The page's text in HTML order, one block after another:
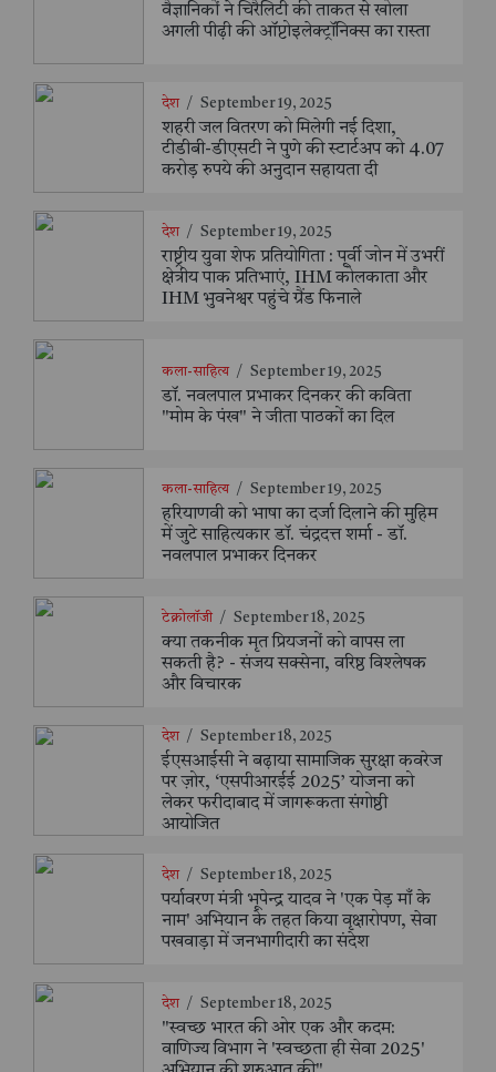
वैज्ञानिकों ने चिरैलिटी की ताकत से खोला
अगली पीढ़ी की ऑप्टोइलेक्ट्रॉनिक्स का रास्ता
देश / September 19, 2025
शहरी जल वितरण को मिलेगी नई दिशा,
टीडीबी-डीएसटी ने पुणे की स्टार्टअप को 4.07
करोड़ रुपये की अनुदान सहायता दी
देश / September 19, 2025
राष्ट्रीय युवा शेफ प्रतियोगिता : पूर्वी जोन में उभरीं
क्षेत्रीय पाक प्रतिभाएं, IHM कोलकाता और
IHM भुवनेश्वर पहुंचे ग्रैंड फिनाले
कला-साहित्य / September 19, 2025
डॉ. नवलपाल प्रभाकर दिनकर की कविता
"मोम के पंख" ने जीता पाठकों का दिल
कला-साहित्य / September 19, 2025
हरियाणवी को भाषा का दर्जा दिलाने की मुहिम
में जुटे साहित्यकार डॉ. चंद्रदत्त शर्मा - डॉ.
नवलपाल प्रभाकर दिनकर
टेक्नोलॉजी / September 18, 2025
क्या तकनीक मृत प्रियजनों को वापस ला
सकती है? - संजय सक्सेना, वरिष्ठ विश्लेषक
और विचारक
देश / September 18, 2025
ईएसआईसी ने बढ़ाया सामाजिक सुरक्षा कवरेज
पर ज़ोर, ‘एसपीआरईई 2025’ योजना को
लेकर फरीदाबाद में जागरूकता संगोष्ठी
आयोजित
देश / September 18, 2025
पर्यावरण मंत्री भूपेन्द्र यादव ने 'एक पेड़ माँ के
नाम' अभियान के तहत किया वृक्षारोपण, सेवा
पखवाड़ा में जनभागीदारी का संदेश
देश / September 18, 2025
"स्वच्छ भारत की ओर एक और कदम:
वाणिज्य विभाग ने 'स्वच्छता ही सेवा 2025'